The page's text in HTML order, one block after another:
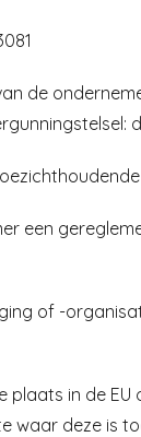
de
een
of -
plaats in de EU
waar deze is